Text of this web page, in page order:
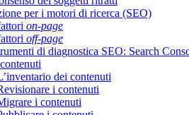
per i motori di ricerca (SEO)
on-page
off-page
di diagnostica SEO: Search
dei contenuti
i contenuti
i contenuti